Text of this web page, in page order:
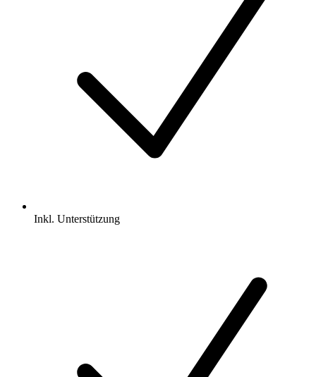
Inkl. Unterstützung